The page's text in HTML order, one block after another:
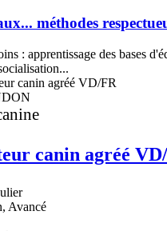
méthodes
: apprentissage des bases
canin agréé
Avancé